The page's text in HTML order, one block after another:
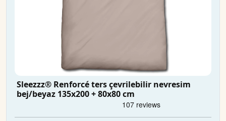
Sleezzz® Renforcé ters çevrilebilir nevresim
bej/beyaz 135x200 + 80x80 cm